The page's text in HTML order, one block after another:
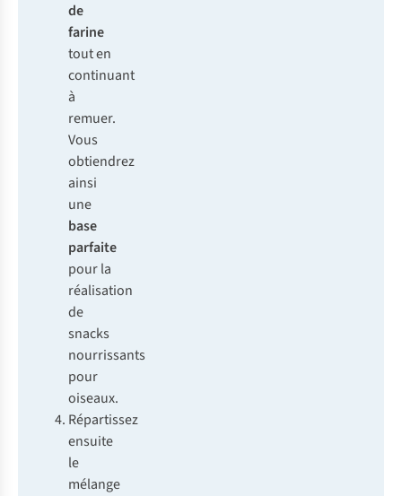
de
farine
tout en
continuant
à
remuer.
Vous
obtiendrez
ainsi
une
base
parfaite
pour la
réalisation
de
snacks
nourrissants
pour
oiseaux.
Répartissez
ensuite
le
mélange